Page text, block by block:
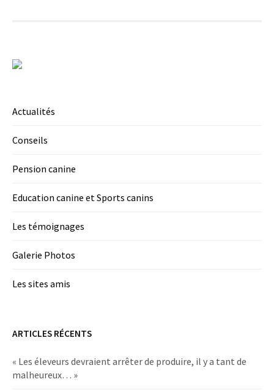
Actualités
Conseils
Pension canine
Education canine et Sports canins
Les témoignages
Galerie Photos
Les sites amis
ARTICLES RÉCENTS
« Les éleveurs devraient arrêter de produire, il y a tant de
malheureux… »